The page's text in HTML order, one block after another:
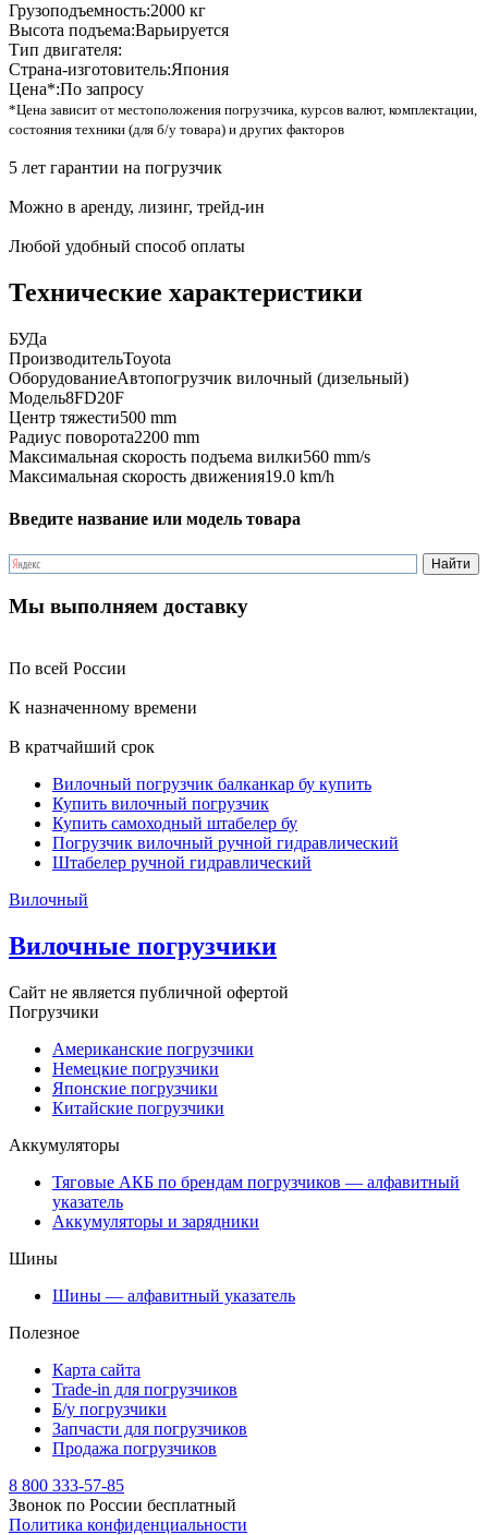
Грузоподъемность:2000 кг
Высота подъема:Варьируется
Тип двигателя:
Страна-изготовитель:Япония
Цена*:По запросу
*Цена зависит от местоположения погрузчика, курсов валют, комплектации,
состояния техники (для б/у товара) и других факторов
5 лет гарантии на погрузчик
Можно в аренду, лизинг, трейд-ин
Любой удобный способ оплаты
Технические характеристики
БУДа
ПроизводительToyota
ОборудованиеАвтопогрузчик вилочный (дизельный)
Модель8FD20F
Центр тяжести500 mm
Радиус поворота2200 mm
Максимальная скорость подъема вилки560 mm/s
Максимальная скорость движения19.0 km/h
Введите название или модель товара
Мы выполняем доставку
По всей России
К назначенному времени
В кратчайший срок
Вилочный погрузчик балканкар бу купить
Купить вилочный погрузчик
Купить самоходный штабелер бу
Погрузчик вилочный ручной гидравлический
Штабелер ручной гидравлический
Вилочный
Вилочные погрузчики
Сайт не является публичной офертой
Погрузчики
Американские погрузчики
Немецкие погрузчики
Японские погрузчики
Китайские погрузчики
Аккумуляторы
Тяговые АКБ по брендам погрузчиков — алфавитный
указатель
Аккумуляторы и зарядники
Шины
Шины — алфавитный указатель
Полезное
Карта сайта
Trade-in для погрузчиков
Б/у погрузчики
Запчасти для погрузчиков
Продажа погрузчиков
8 800 333-57-85
Звонок по России бесплатный
Политика конфиденциальности